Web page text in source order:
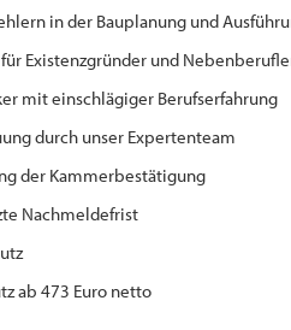
in der Bauplanung und
Existenzgründer und
mit einschlägiger Berufserfahrung
durch unser Expertenteam
der Kammerbestätigung
Nachmeldefrist
ab 473 Euro netto